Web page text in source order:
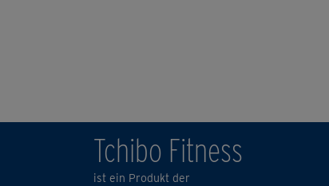
Tchibo Fitness
ist ein Produkt der